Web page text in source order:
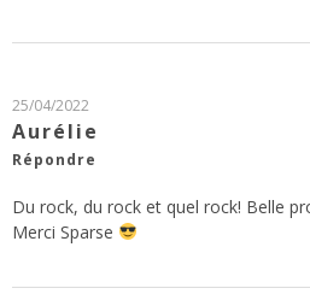
25/04/2022
Aurélie
Répondre
Du rock, du rock et quel rock! Belle
Merci Sparse